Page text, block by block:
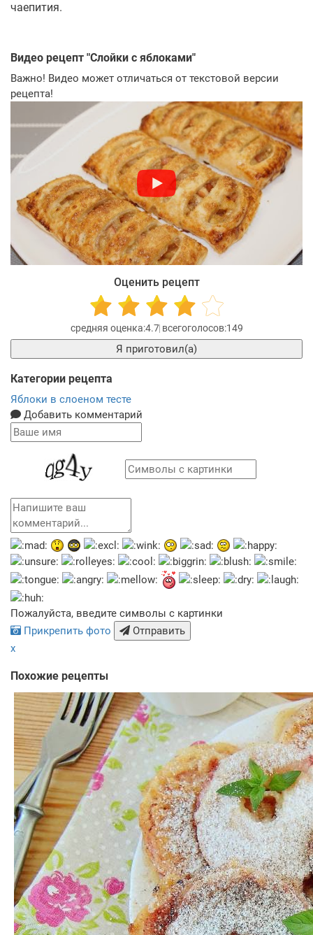
чаепития.
Видео рецепт "Слойки с яблоками"
Важно! Видео может отличаться от текстовой версии
рецепта!
Оценить рецепт
4.7 149
Я приготовил(а)
Категории рецепта
Яблоки в слоеном тесте
Добавить комментарий
Пожалуйста, введите символы с картинки
Прикрепить фото
Отправить
x
Похожие рецепты